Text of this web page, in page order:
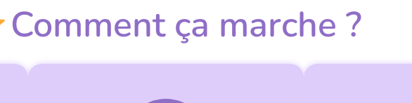
Commentça marche ?